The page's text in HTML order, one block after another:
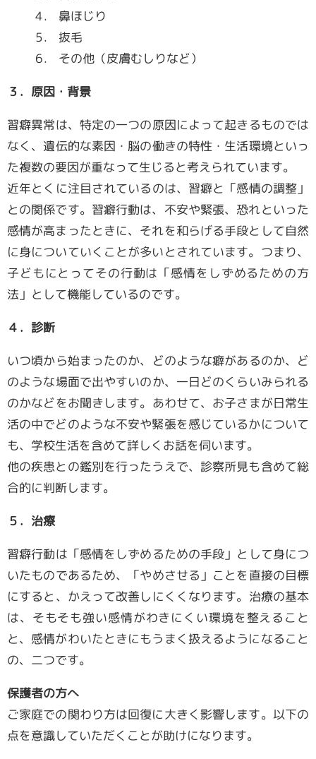
4． 鼻ほじり
5． 抜毛
6． その他（皮膚むしりなど）
３．原因・背景
習癖異常は、特定の一つの原因によって起きるものでは
なく、遺伝的な素因・脳の働きの特性・生活環境といっ
た複数の要因が重なって生じると考えられています。
近年とくに注目されているのは、習癖と「感情の調整」
との関係です。習癖行動は、不安や緊張、恐れといった
感情が高まったときに、それを和らげる手段として自然
に身についていくことが多いとされています。つまり、
子どもにとってその行動は「感情をしずめるための方
法」として機能しているのです。
４．診断
いつ頃から始まったのか、どのような癖があるのか、ど
のような場面で出やすいのか、一日どのくらいみられる
のかなどをお聞きします。あわせて、お子さまが日常生
活の中でどのような不安や緊張を感じているかについて
も、学校生活を含めて詳しくお話を伺います。
他の疾患との鑑別を行ったうえで、診察所見も含めて総
合的に判断します。
５．治療
習癖行動は「感情をしずめるための手段」として身につ
いたものであるため、「やめさせる」ことを直接の目標
にすると、かえって改善しにくくなります。治療の基本
は、そもそも強い感情がわきにくい環境を整えること
と、感情がわいたときにもうまく扱えるようになること
の、二つです。
保護者の方へ
ご家庭での関わり方は回復に大きく影響します。以下の
点を意識していただくことが助けになります。